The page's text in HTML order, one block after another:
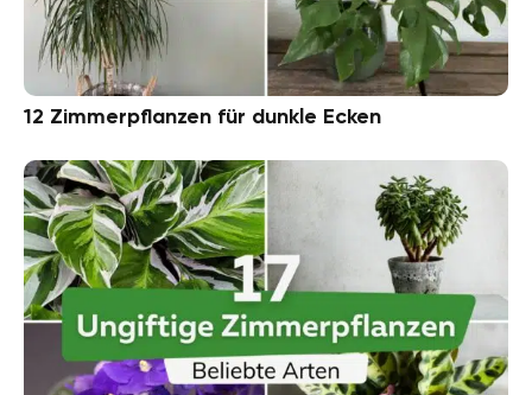
12 Zimmerpflanzen für dunkle Ecken